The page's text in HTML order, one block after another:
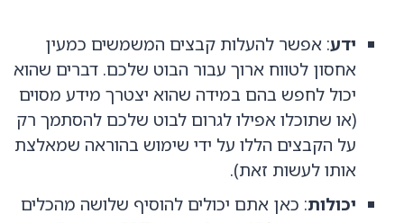
ידע: אפשר להעלות קבצים המשמשים כמעין
אחסון לטווח ארוך עבור הבוט שלכם. דברים שהוא
יכול לחפש בהם במידה שהוא יצטרך מידע מסוים
(או שתוכלו אפילו לגרום לבוט שלכם להסתמך רק
על הקבצים הללו על ידי שימוש בהוראה שמאלצת
אותו לעשות זאת).
יכולות: כאן אתם יכולים להוסיף שלושה מהכלים